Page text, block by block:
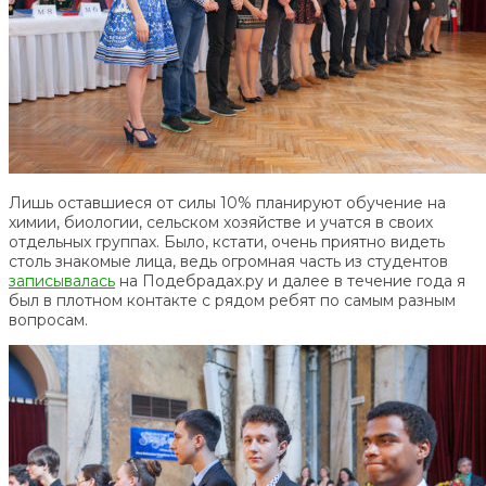
Лишь оставшиеся от силы 10% планируют обучение на
химии, биологии, сельском хозяйстве и учатся в своих
отдельных группах. Было, кстати, очень приятно видеть
столь знакомые лица, ведь огромная часть из студентов
записывалась на Подебрадах.ру и далее в течение года я
был в плотном контакте с рядом ребят по самым разным
вопросам.